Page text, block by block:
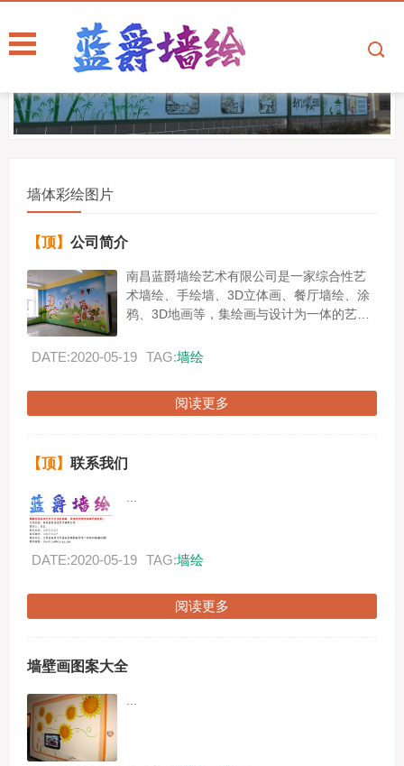
墙体彩绘图片
【顶】 公司简介
南昌蓝爵墙绘艺术有限公司是一家综合性艺
术墙绘、手绘墙、3D立体画、餐厅墙绘、涂
鸦、3D地画等，集绘画与设计为一体的艺术
司，从墙绘涂鸦墙绘设计到绘画施工，可以
DATE:2020-05-19 TAG:墙绘
阅读更多
【顶】 联系我们
DATE:2020-05-19 TAG:墙绘
阅读更多
墙壁画图案大全